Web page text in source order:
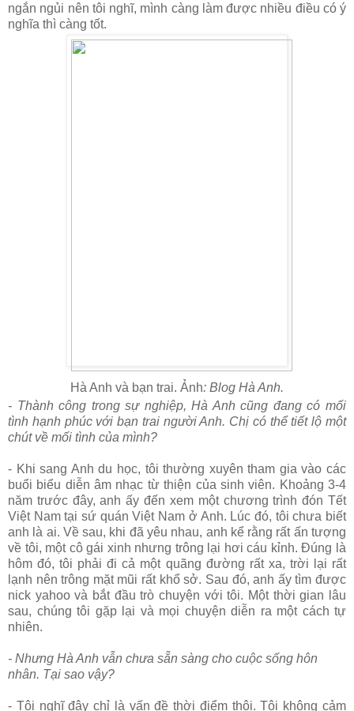
ngắn ngủi nên tôi nghĩ, mình càng làm được nhiều điều có ý
nghĩa thì càng tốt.
Hà Anh và bạn trai. Ảnh: Blog Hà Anh.
- Thành công trong sự nghiệp, Hà Anh cũng đang có mối
tình hạnh phúc với bạn trai người Anh. Chị có thể tiết lộ một
chút về mối tình của mình?
- Khi sang Anh du học, tôi thường xuyên tham gia vào các
buổi biểu diễn âm nhạc từ thiện của sinh viên. Khoảng 3-4
năm trước đây, anh ấy đến xem một chương trình đón Tết
Việt Nam tại sứ quán Việt Nam ở Anh. Lúc đó, tôi chưa biết
anh là ai. Về sau, khi đã yêu nhau, anh kể rằng rất ấn tượng
về tôi, một cô gái xinh nhưng trông lại hơi cáu kỉnh. Đúng là
hôm đó, tôi phải đi cả một quãng đường rất xa, trời lại rất
lạnh nên trông mặt mũi rất khổ sở. Sau đó, anh ấy tìm được
nick yahoo và bắt đầu trò chuyện với tôi. Một thời gian lâu
sau, chúng tôi gặp lại và mọi chuyện diễn ra một cách tự
nhiên.
- Nhưng Hà Anh vẫn chưa sẵn sàng cho cuộc sống hôn
nhân. Tại sao vậy?
- Tôi nghĩ đây chỉ là vấn đề thời điểm thôi. Tôi không cảm